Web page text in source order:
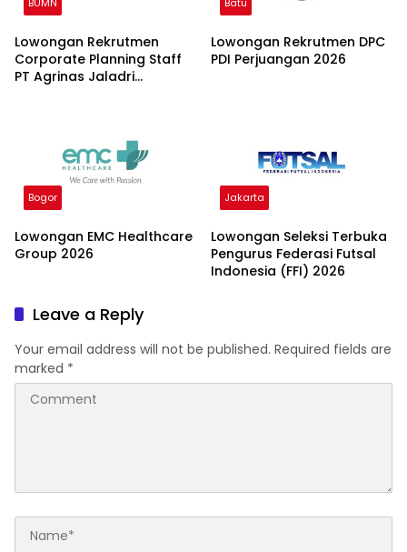
Lowongan Rekrutmen
Corporate Planning Staff
PT Agrinas Jaladri
Lowongan Rekrutmen DPC
PDI Perjuangan 2026
Bogor
Lowongan EMC Healthcare
Group 2026
Jakarta
Lowongan Seleksi Terbuka
Pengurus Federasi Futsal
Indonesia (FFI) 2026
Leave a Reply
Your email address will not be published. Required fields are
marked *